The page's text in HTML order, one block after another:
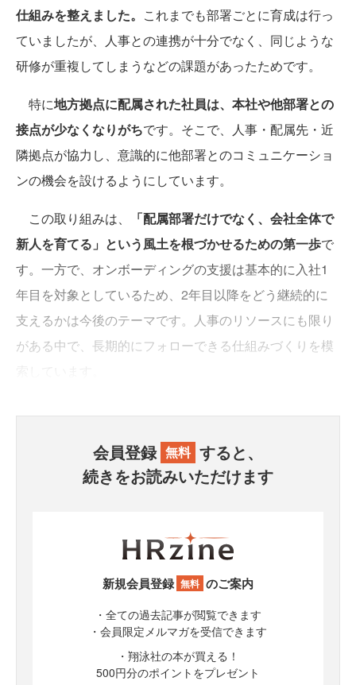
仕組みを整えました。 これまでも部署ごとに育成は行っ
ていましたが、人事との連携が十分でなく、同じような
研修が重複してしまうなどの課題があったためです。
特に地方拠点に配属された社員は、本社や他部署との
接点が少なくなりがちです。そこで、人事・配属先・近
隣拠点が協力し、意識的に他部署とのコミュニケーショ
ンの機会を設けるようにしています。
この取り組みは、
「配属部署だけでなく、会社全体で
新人を育てる」という風土を根づかせるための第一歩で
す。一方で、オンボーディングの支援は基本的に入社1
年目を対象としているため、2年目以降をどう継続的に
支えるかは今後のテーマです。人事のリソースにも限り
がある中で、長期的にフォローできる仕組みづくりを模
会員登録 無料 すると、
続きをお読みいただけます
新規会員登録 無料 のご案内
・全ての過去記事が閲覧できます
・会員限定メルマガを受信できます
・翔泳社の本が買える！
500円分のポイントをプレゼント